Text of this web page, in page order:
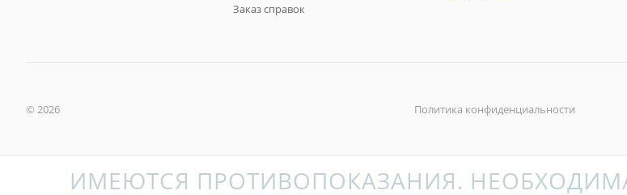
Заказ справок
© 2026 Политика конфиденциальности
ИМЕЮТСЯ ПРОТИВОПОКАЗАНИЯ.